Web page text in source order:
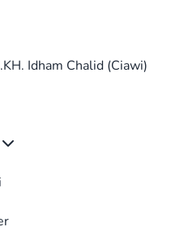
Idham Chalid (Ciawi)